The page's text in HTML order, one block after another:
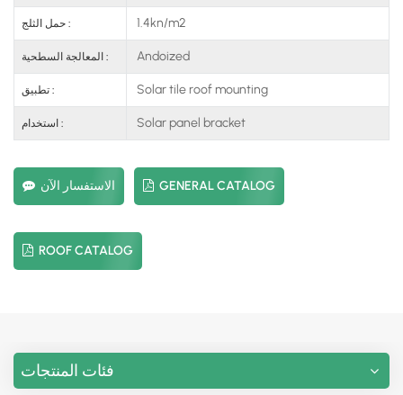
حمل الثلج : 1.4kn/m2
المعالجة السطحية : Andoized
تطبيق : Solar tile roof mounting
استخدام : Solar panel bracket
الاستفسار الآن GENERAL CATALOG
ROOF CATALOG
فئات المنتجات